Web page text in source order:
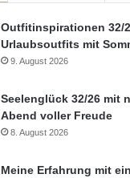
Outfitinspirationen 32/
Urlaubsoutfits mit
9. August 2026
Seelenglück 32/26 mit
Abend voller Freude
8. August 2026
Meine Erfahrung mit